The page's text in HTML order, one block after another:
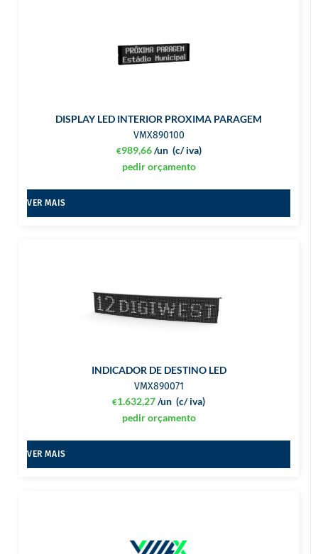
DISPLAY LED INTERIOR PROXIMA PARAGEM
VMX890100
€989,66 (c/ iva)
/un
pedir orçamento
VER MAIS
INDICADOR DE DESTINO LED
VMX890071
€1.632,27 (c/ iva)
/un
pedir orçamento
VER MAIS